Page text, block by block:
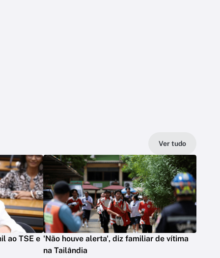
Ver tudo
ao TSE e 'Não houve alerta', diz familiar de vítima
na Tailândia